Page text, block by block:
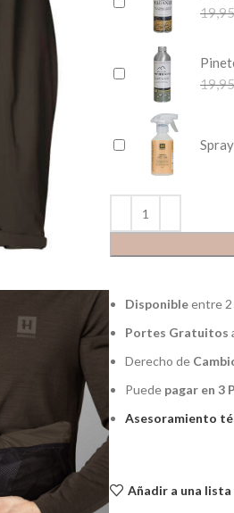
19,95
19,95
Disponibleentre 2
Portes Gratuitos
Derecho de
Puede pagar en 3
Asesoramiento
Añadir a una lista